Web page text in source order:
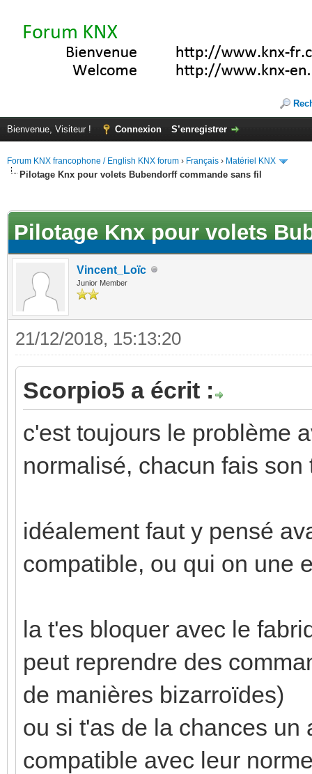
Bienvenue, Visiteur ! Connexion S’enregistrer
Forum KNX francophone / English KNX forum › Français › Matériel KNX
Pilotage Knx pour volets Bubendorff commande sans fil
Pilotage Knx pour volets
Vincent_Loïc
Junior Member
21/12/2018, 15:13:20
Scorpio5 a écrit :
c'est toujours le problème
normalisé, chacun fais son
idéalement faut y pensé
compatible, ou qui on une
la t'es bloquer avec le
peut reprendre des
de manières bizarroïdes)
ou si t'as de la chances un
compatible avec leur